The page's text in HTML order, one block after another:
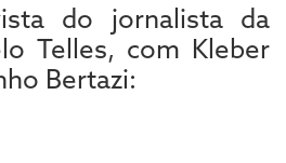
do jornalista da
Telles, com Kleber
Bertazi: